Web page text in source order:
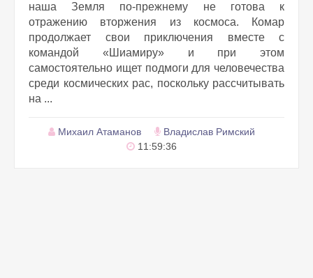
наша Земля по-прежнему не готова к
отражению вторжения из космоса. Комар
продолжает свои приключения вместе с
командой «Шиамиру» и при этом
самостоятельно ищет подмоги для человечества
среди космических рас, поскольку рассчитывать
на ...
Михаил Атаманов
Владислав Римский
11:59:36